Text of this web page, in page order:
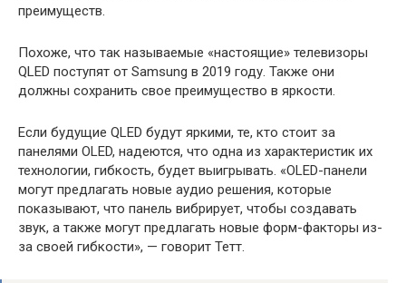
преимуществ.
Похоже, что так называемые «настоящие» телевизоры
QLED поступят от Samsung в 2019 году. Также они
должны сохранить свое преимущество в яркости.
Если будущие QLED будут яркими, те, кто стоит за
панелями OLED, надеются, что одна из характеристик их
технологии, гибкость, будет выигрывать. «OLED-панели
могут предлагать новые аудио решения, которые
показывают, что панель вибрирует, чтобы создавать
звук, а также могут предлагать новые форм-факторы из-
за своей гибкости», — говорит Тетт.